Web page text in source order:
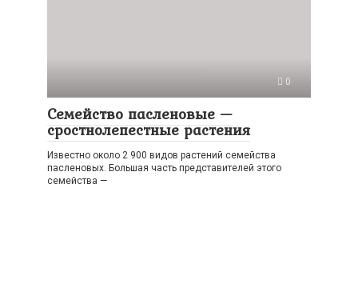
0
Семейство пасленовые —
сростнолепестные растения
Известно около 2 900 видов растений семейства
пасленовых. Большая часть представителей этого
семейства —